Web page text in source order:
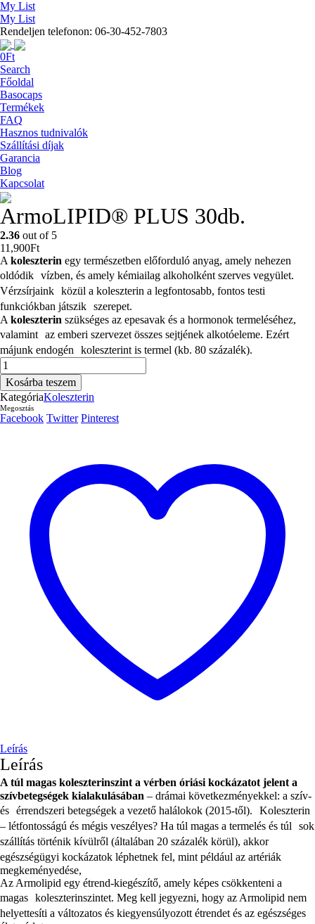
My List
My List
Rendeljen telefonon: 06-30-452-7803
0Ft
Search
Főoldal
Basocaps
Termékek
FAQ
Hasznos tudnivalók
Szállítási díjak
Garancia
Blog
Kapcsolat
ArmoLIPID® PLUS 30db.
2.36 out of 5
11,900Ft
A koleszterin egy természetben előforduló anyag, amely nehezen
oldódik vízben, és amely kémiailag alkoholként szerves vegyület.
Vérzsírjaink közül a koleszterin a legfontosabb, fontos testi
funkciókban játszik szerepet.
A koleszterin szükséges az epesavak és a hormonok termeléséhez,
valamint az emberi szervezet összes sejtjének alkotóeleme. Ezért
májunk endogén koleszterint is termel (kb. 80 százalék).
ArmoLIPID®
PLUS
30db.
mennyiség
Kosárba teszem
KategóriaKoleszterin
Megosztás
Facebook Twitter Pinterest
Leírás
Leírás
A túl magas koleszterinszint a vérben óriási kockázatot jelent a
szívbetegségek kialakulásában – drámai következményekkel: a szív-
és érrendszeri betegségek a vezető halálokok (2015-től). Koleszterin
– létfontosságú és mégis veszélyes? Ha túl magas a termelés és túl sok
szállítás történik kívülről (általában 20 százalék körül), akkor
egészségügyi kockázatok léphetnek fel, mint például az artériák
megkeményedése,
Az Armolipid egy étrend-kiegészítő, amely képes csökkenteni a
magas koleszterinszintet. Meg kell jegyezni, hogy az Armolipid nem
helyettesíti a változatos és kiegyensúlyozott étrendet és az egészséges